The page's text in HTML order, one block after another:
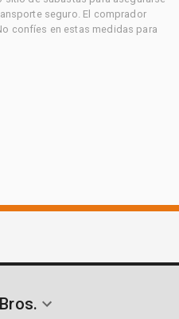
seguro. El comprador
confíes en estas medidas para